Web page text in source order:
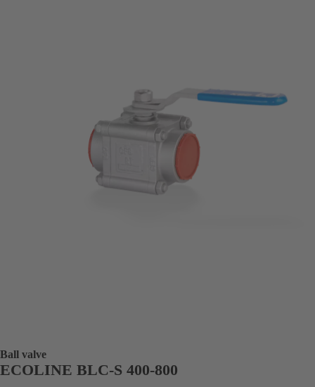
Ball valve
ECOLINE BLC-S 400-800